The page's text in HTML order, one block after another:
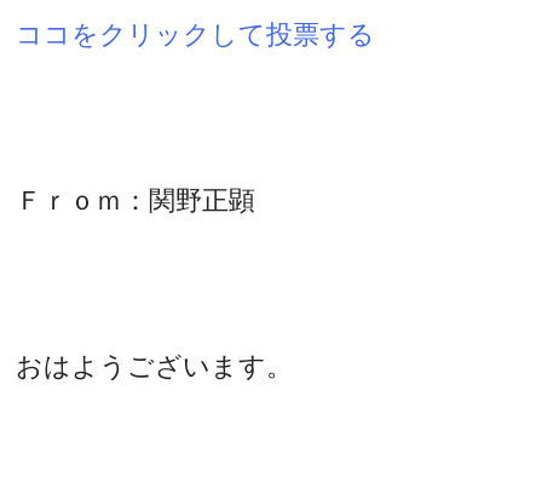
ココをクリックして投票する
Ｆｒｏｍ：関野正顕
おはようございます。